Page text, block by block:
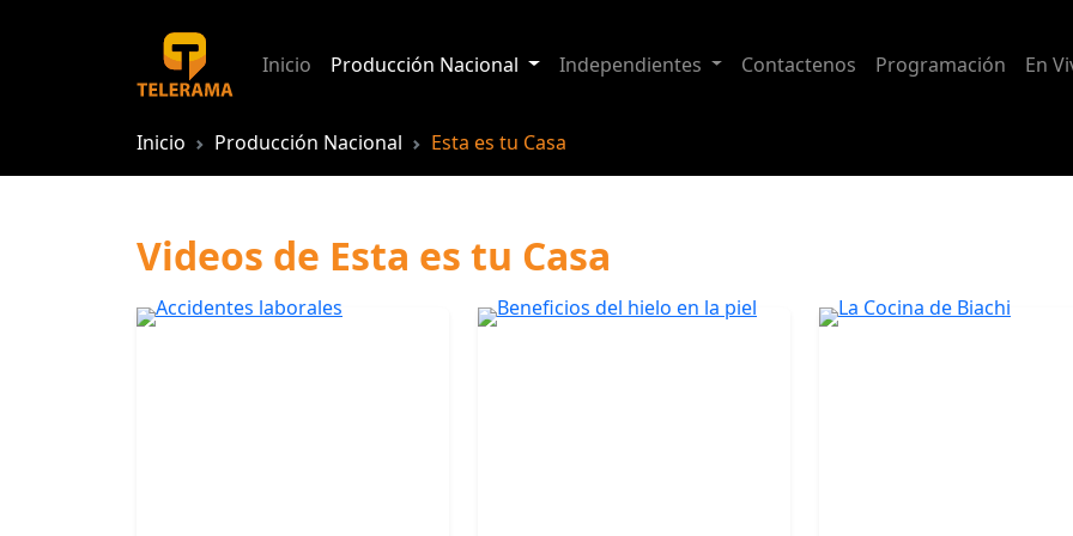
Inicio Producción Nacional Independientes Contactenos Programación En
Inicio Producción Nacional Esta es tu Casa
Videos de Esta es tu Casa